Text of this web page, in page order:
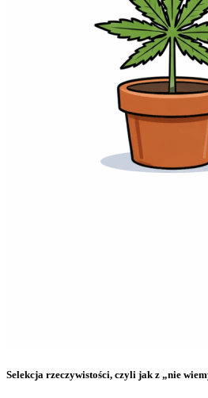
Selekcja rzeczywistości, czyli jak z „nie